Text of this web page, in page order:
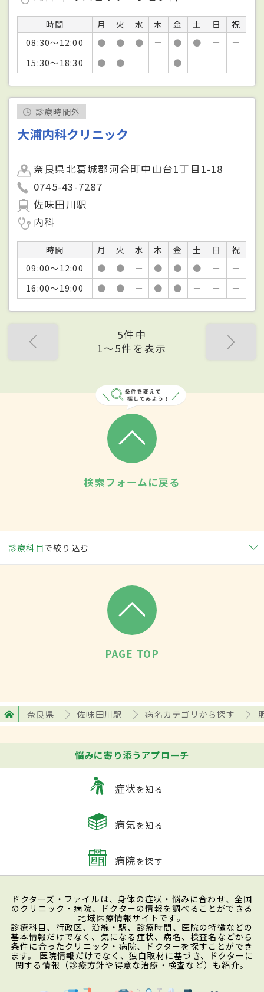
時間 月 火 水 木 金 土 日
祝
08:30～12:00
● ● ● － ● ● －
－
15:30～18:30
● ● － － ● － － －
診療時間外
大浦内科クリニック
奈良県北葛城郡河合町中山台1丁目1-18
0745-43-7287
佐味田川駅
内科
時間 月 火 水 木 金 土 日
祝
09:00～12:00
● ● － ● ● ● －
－
16:00～19:00
● ● － ● ● － － －
5件中
1〜5件を表示
検索フォームに戻る
診療科目で絞り込む
PAGE TOP
奈良県 佐味田川駅 病名カテゴリから探す
悩みに寄り添うアプローチ
症状を知る
病気を知る
病院を探す
ドクターズ・ファイルは、身体の症状・悩みに合わせ、全国
のクリニック・病院、ドクターの情報を調べることができる
地域医療情報サイトです。
診療科目、行政区、沿線・駅、診療時間、医院の特徴などの
基本情報だけでなく、気になる症状、病名、検査名などから
条件に合ったクリニック・病院、ドクターを探すことができ
ます。 医院情報だけでなく、独自取材に基づき、ドクターに
関する情報（診療方針や得意な治療・検査など）も紹介。